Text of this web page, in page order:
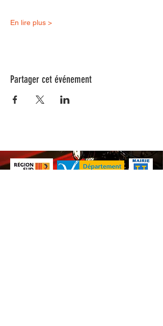
En lire plus >
Partager cet événement